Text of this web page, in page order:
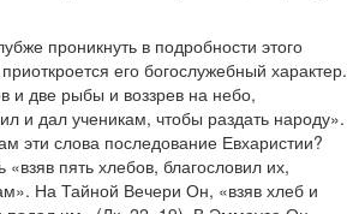
проникнуть в подробности этого
его богослужебный характер.
и две рыбы и воззрев на небо,
и дал ученикам, чтобы раздать народу».
эти слова последование Евхаристии?
пять хлебов, благословил их,
На Тайной Вечери Он, «взяв хлеб и